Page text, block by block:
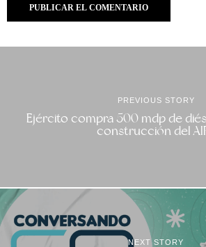
PREVIOUS STORY
Ejército compra 500 mdp de
construcción del
NEXT STORY